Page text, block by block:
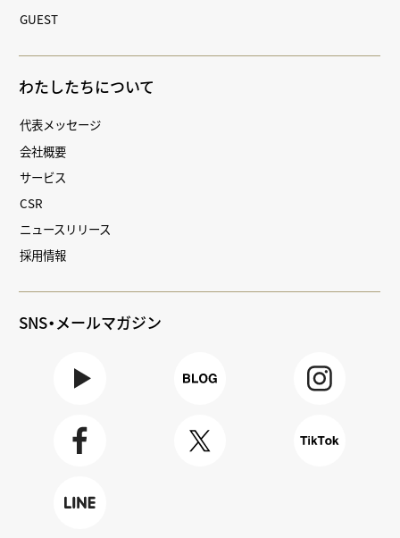
GUEST
わたしたちについて
代表メッセージ
会社概要
サービス
CSR
ニュースリリース
採用情報
SNS・メールマガジン